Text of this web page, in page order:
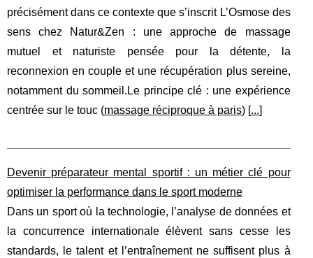
précisément dans ce contexte que s’inscrit L’Osmose des
sens chez Natur&Zen : une approche de massage
mutuel et naturiste pensée pour la détente, la
reconnexion en couple et une récupération plus sereine,
notamment du sommeil.Le principe clé : une expérience
centrée sur le touc (massage réciproque à paris) [...]
Devenir préparateur mental sportif : un métier clé pour
optimiser la performance dans le sport moderne
Dans un sport où la technologie, l’analyse de données et
la concurrence internationale élèvent sans cesse les
standards, le talent et l’entraînement ne suffisent plus à